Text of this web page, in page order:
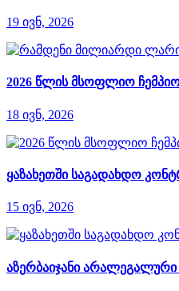
19 ივნ, 2026
2026 წლის მსოფლიო
18 ივნ, 2026
ყაზახეთში საგადახდო
15 ივნ, 2026
აზერბაიჯანი